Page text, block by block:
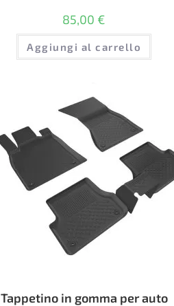
85,00 €
Aggiungi al carrello
Tappetino in gomma per auto